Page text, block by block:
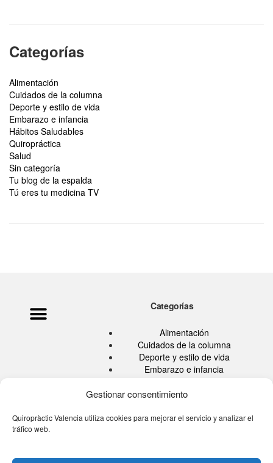
Gestionar consentimiento
Quiropràctic Valencia utiliza cookies para mejorar el servicio y analizar el
tráfico web.
Categorías
Alimentación
Cuidados de la columna
Deporte y estilo de vida
Embarazo e infancia
Hábitos Saludables
Quiropráctica
Salud
Sin categoría
Tu blog de la espalda
Tú eres tu medicina TV
Categorías
Alimentación
Cuidados de la columna
Deporte y estilo de vida
Embarazo e infancia
Quiropráctica
Sin categoría